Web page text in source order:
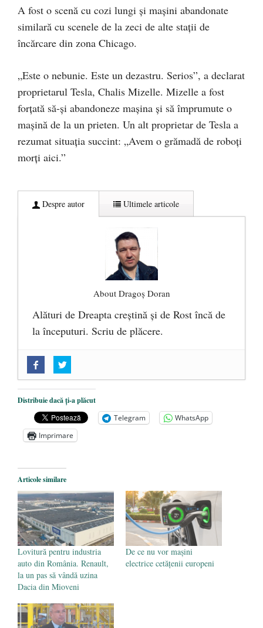
A fost o scenă cu cozi lungi și mașini abandonate
similară cu scenele de la zeci de alte stații de
încărcare din zona Chicago.
„Este o nebunie. Este un dezastru. Serios”, a declarat
proprietarul Tesla, Chalis Mizelle. Mizelle a fost
forțată să-și abandoneze mașina și să împrumute o
mașină de la un prieten. Un alt proprietar de Tesla a
rezumat situația succint: „Avem o grămadă de roboți
morți aici.”
Despre autor Ultimele articole
About Dragoș Doran
Alături de Dreapta creștină și de Rost încă de
la începuturi. Scriu de plăcere.
„Acum nu e momentul”
O nouă autostradă distruge pădurea
amazoniană, pentru summitul climatic
COP30 - 14 martie 2025
Alegeri controlate
Distribuie dacă ți-a plăcut
Telegram
WhatsApp
Imprimare
Articole similare
Lovitură pentru industria
auto din România. Renault,
la un pas să vândă uzina
Dacia din Mioveni
De ce nu vor mașini
electrice cetățenii europeni